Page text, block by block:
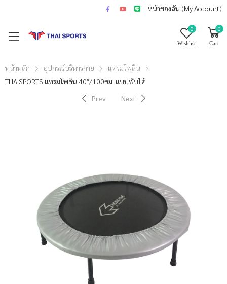
หน้าของฉัน (My Account)
0
Wishlist
0
Cart
หน้าหลัก อุปกรณ์บริหารกาย
แทรมโพลีน
THAISPORTS แทรมโพลิน 40″/100ซม. แบบพับได้
Prev
Next